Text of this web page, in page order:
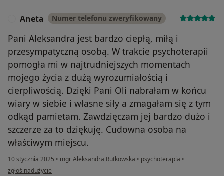
Aneta Numer telefonu zweryfikowany
Pani Aleksandra jest bardzo ciepłą, miłą i
przesympatyczną osobą. W trakcie psychoterapii
pomogła mi w najtrudniejszych momentach
mojego życia z dużą wyrozumiałością i
cierpliwością. Dzięki Pani Oli nabrałam w końcu
wiary w siebie i własne siły a zmagałam się z tym
odkąd pamietam. Zawdzięczam jej bardzo dużo i
szczerze za to dziękuję. Cudowna osoba na
właściwym miejscu.
10 stycznia 2025 • mgr Aleksandra Rutkowska • psychoterapia •
w opinii użytkownika Aneta
zgłoś nadużycie